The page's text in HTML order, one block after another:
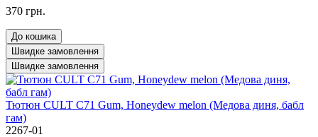
370 грн.
До кошика
Швидке замовлення
Швидке замовлення
Тютюн CULT C71 Gum, Honeydew melon (Медова диня, бабл
гам)
2267-01